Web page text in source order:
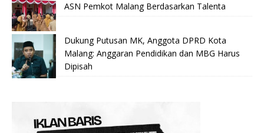
ASN Pemkot Malang Berdasarkan Talenta
Dukung Putusan MK, Anggota DPRD Kota
Malang: Anggaran Pendidikan dan MBG Harus
Dipisah